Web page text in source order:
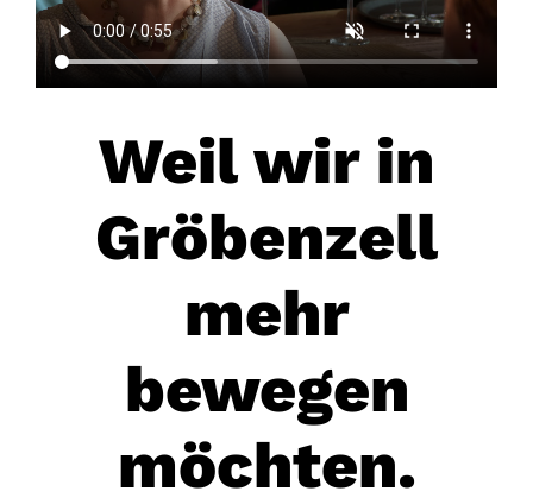
Weil wir in
Gröbenzell
mehr
bewegen
möchten.